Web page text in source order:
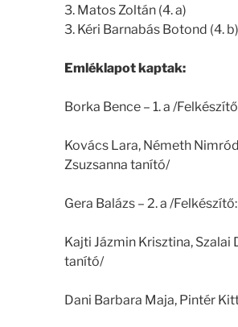
3. Matos Zoltán (4. a)
3. Kéri Barnabás Botond (4. b)
Emléklapot kaptak:
Borka Bence – 1. a /
Kovács Lara, Németh
Zsuzsanna tanító/
Gera Balázs – 2. a /
Kajti Jázmin Krisztina, Szalai
tanító/
Dani Barbara Maja, Pintér